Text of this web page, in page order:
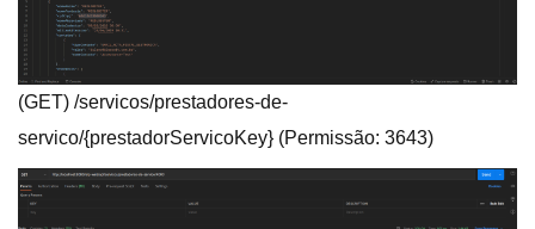
(GET) /servicos/prestadores-de-
servico/{prestadorServicoKey} (Permissão: 3643)